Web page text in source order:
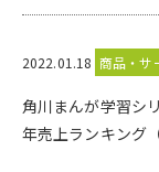
2022.01.18 商品・サ
角川まんが学習シ
年売上ランキング